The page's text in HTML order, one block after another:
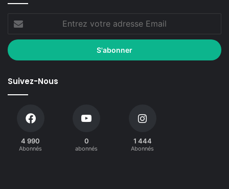
Suivez-Nous
4 990
Abonnés
0
abonnés
1 444
Abonnés